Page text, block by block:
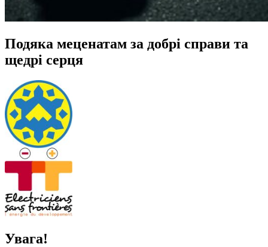
Подяка меценатам за добрі справи та
щедрі серця
Увага!